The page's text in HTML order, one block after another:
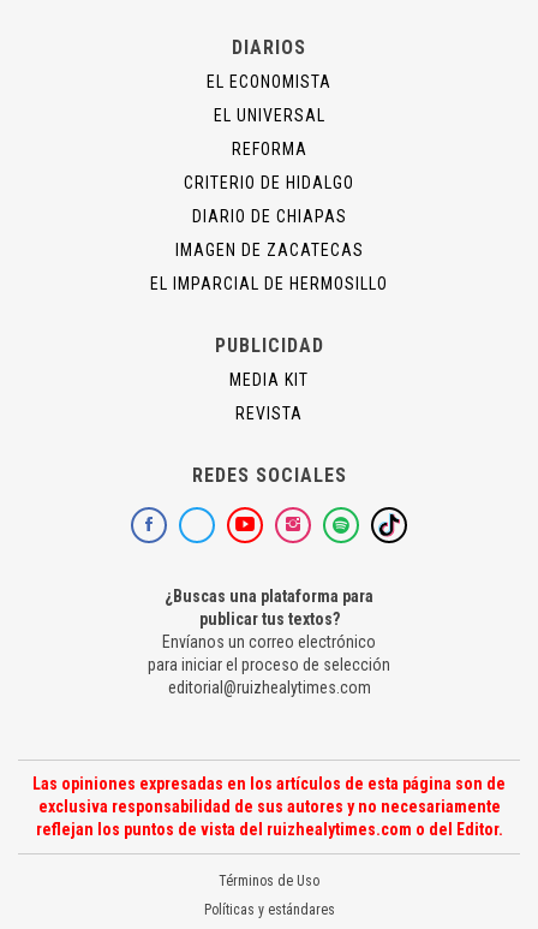
DIARIOS
EL ECONOMISTA
EL UNIVERSAL
REFORMA
CRITERIO DE HIDALGO
DIARIO DE CHIAPAS
IMAGEN DE ZACATECAS
EL IMPARCIAL DE HERMOSILLO
PUBLICIDAD
MEDIA KIT
REVISTA
REDES SOCIALES
¿Buscas una plataforma para
publicar tus textos?
Envíanos un correo electrónico
para iniciar el proceso de selección
editorial@ruizhealytimes.com
Las opiniones expresadas en los artículos de esta página son de
exclusiva responsabilidad de sus autores y no necesariamente
reflejan los puntos de vista del ruizhealytimes.com o del Editor.
Términos de Uso
Políticas y estándares